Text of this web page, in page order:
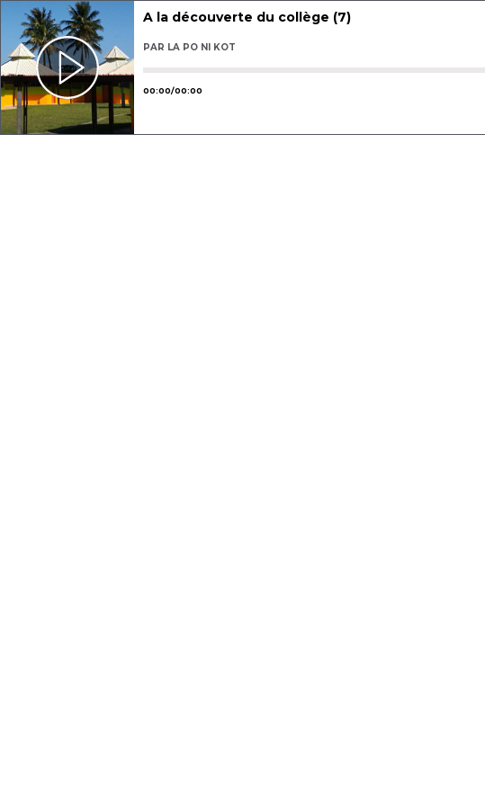
A la découverte du collège (7)
PAR LA PO NI KOT
Utilisez les flèches gauche ou droite pour
00:00/00:00